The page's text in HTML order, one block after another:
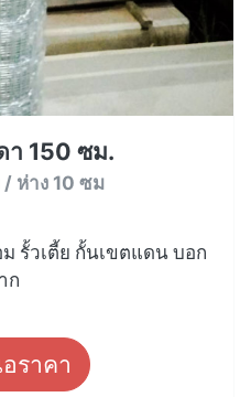
า 150 ซม.
/ ห่าง 10 ซม
รั้วเตี้ย กั้นเขตแดน บอก
ก
ราคา